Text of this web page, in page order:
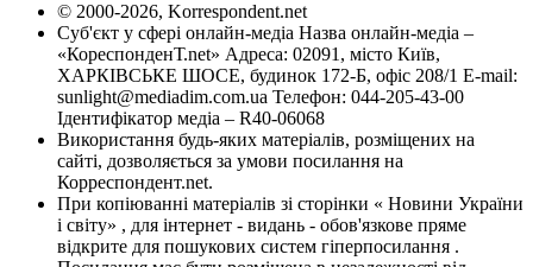
© 2000-2026, Korrespondent.net
Суб'єкт у сфері онлайн-медіа Назва онлайн-медіа –
«КореспонденТ.net» Адреса: 02091, місто Київ,
ХАРКІВСЬКЕ ШОСЕ, будинок 172-Б, офіс 208/1 E-mail:
sunlight@mediadim.com.ua Телефон: 044-205-43-00
Ідентифікатор медіа – R40-06068
Використання будь-яких матеріалів, розміщених на
сайті, дозволяється за умови посилання на
Корреспондент.net.
При копіюванні матеріалів зі сторінки « Новини України
і світу» , для інтернет - видань - обов'язкове пряме
відкрите для пошукових систем гіперпосилання .